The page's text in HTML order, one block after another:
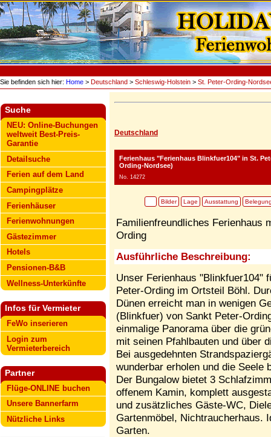
Sie befinden sich hier: Home > Deutschland > Schleswig-Holstein > St. Peter-Ording-
Suche
NEU: Online-Buchungen
weltweit Best-Preis-
Garantie
Detailsuche
Ferien auf dem Land
Campingplätze
Ferienhäuser
Ferienwohnungen
Gästezimmer
Hotels
Pensionen-B&B
Wellness-Unterkünfte
Infos für Vermieter
FeWo inserieren
Login zum
Vermieterbereich
Partner
Flüge-ONLINE buchen
Unsere Bannerfarm
Nützliche Links
Deutschland
Ferienhaus "Ferienhaus Blinkfuer104" in St.
Ording-Nordsee)
No. 14272
Bilder Lage Ausstattung
Familienfreundliches Ferienhaus
Ording
Ausführliche Beschreibung:
Unser Ferienhaus "Blinkfuer104"
Peter-Ording im Ortsteil Böhl.
Dünen erreicht man in wenigen
(Blinkfuer) von Sankt Peter-
einmalige Panorama über die
mit seinen Pfahlbauten und über
Bei ausgedehnten
wunderbar erholen und die Seele
Der Bungalow bietet 3
offenem Kamin, komplett
und zusätzliches Gäste-WC,
Gartenmöbel, Nichtraucherhaus.
Garten.